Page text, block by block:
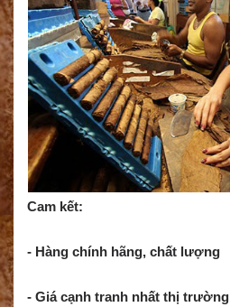
Cam kết:
- Hàng chính hãng, chất lượng
- Giá cạnh tranh nhất thị trường